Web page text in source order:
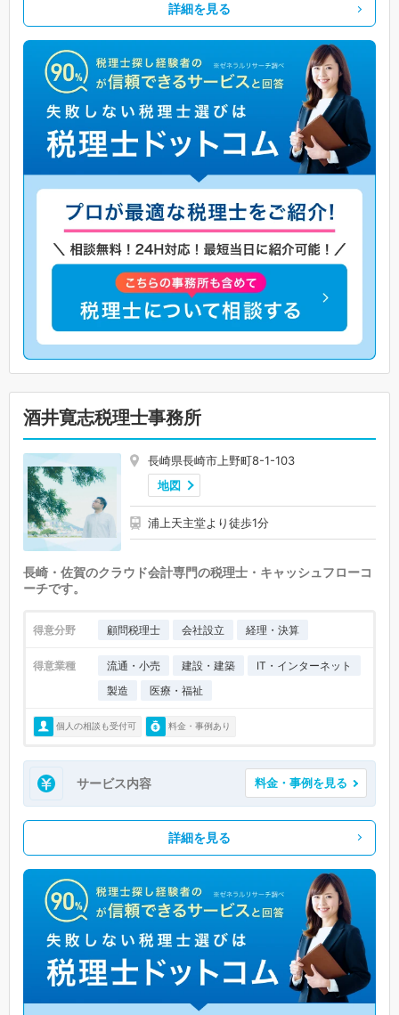
詳細を見る
酒井寛志税理士事務所
長崎県長崎市上野町8-1-103
地図
浦上天主堂より徒歩1分
長崎・佐賀のクラウド会計専門の税理士・キャッシュフローコ
ーチです。
得意分野 顧問税理士 会社設立 経理・決算
得意業種 流通・小売 建設・建築
IT・インターネット
製造
医療・福祉
個人の相談も受付可 料金・事例あり
サービス内容 料金・事例を見る
詳細を見る